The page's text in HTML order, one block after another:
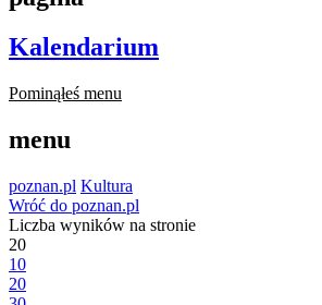
Kalendarium
Pominąłeś menu
menu
poznan.pl Kultura
Wróć do poznan.pl
Liczba wyników na stronie
20
10
20